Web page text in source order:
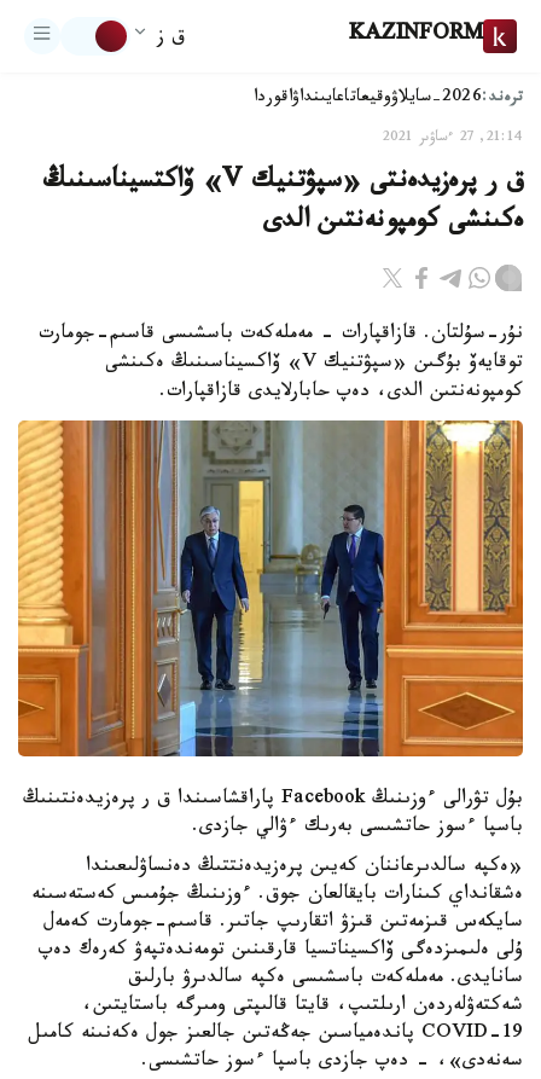
KAZINFORM ق ز
ترەند:2026-سايلاۋ وقيعاتاعايىنداۋاقوردا
21:14, 27 ءساۋىر 2021
ق ر پرەزيدەنتى «سپۋتنيك V» ۆاكتسيناسىنىڭ
ەكىنشى كومپونەنتىن الدى
نۇر-سۇلتان. قازاقپارات - مەملەكەت باسشىسى قاسىم-جومارت
توقايەۆ بۇگىن «سپۋتنيك V» ۆاكسيناسىنىڭ ەكىنشى
كومپونەنتىن الدى، دەپ حابارلايدى قازاقپارات.
بۇل تۋرالى ءوزىنىڭ Facebook پاراقشاسىندا ق ر پرەزيدەنتىنىڭ
باسپا ءسوز حاتشىسى بەرىك ءۋالي جازدى.
«ەكپە سالدىرعاننان كەيىن پرەزيدەنتتىڭ دەنساۋلىعىندا
ەشقانداي كىنارات بايقالعان جوق. ءوزىنىڭ جۇمىس كەستەسىنە
سايكەس قىزمەتىن قىزۋ اتقارىپ جاتىر. قاسىم-جومارت كەمەل
ۇلى ەلىمىزدەگى ۆاكسيناتسيا قارقىنىن تومەندەتپەۋ كەرەك دەپ
سانايدى. مەملەكەت باسشىسى ەكپە سالدىرۋ بارلىق
شەكتەۋلەردەن ارىلتىپ، قايتا قالىپتى ومىرگە باستايتىن،
COVID-19 پاندەمياسىن جەڭەتىن جالعىز جول ەكەنىنە كامىل
سەنەدى»، - دەپ جازدى باسپا ءسوز حاتشىسى.